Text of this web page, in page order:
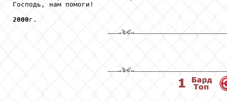
Господь, нам помоги!
2000